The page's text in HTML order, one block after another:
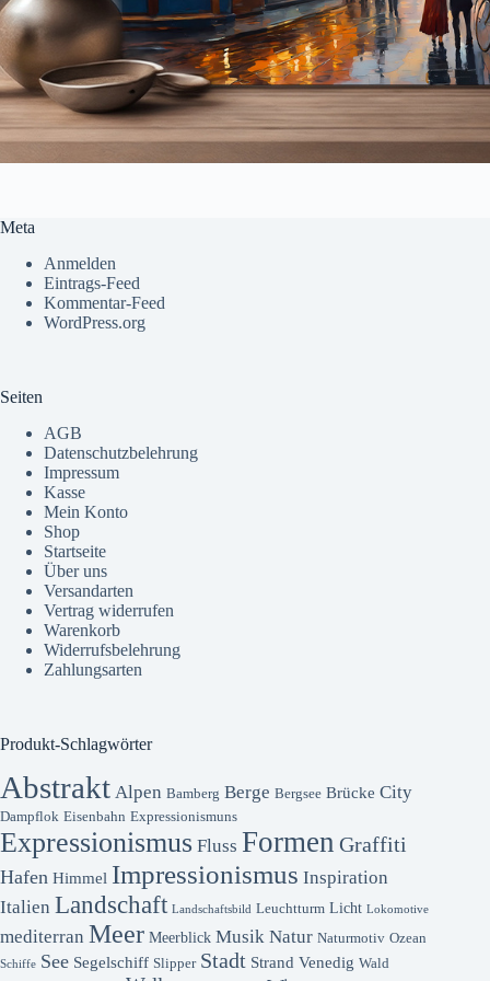
Meta
Anmelden
Eintrags-Feed
Kommentar-Feed
WordPress.org
Seiten
AGB
Datenschutzbelehrung
Impressum
Kasse
Mein Konto
Shop
Startseite
Über uns
Versandarten
Vertrag widerrufen
Warenkorb
Widerrufsbelehrung
Zahlungsarten
Produkt-Schlagwörter
Abstrakt Alpen Bamberg Berge Bergsee Brücke City
Dampflok Eisenbahn Expressionismuns
Expressionismus Fluss Formen Graffiti
Hafen Himmel Impressionismus Inspiration
Italien Landschaft Landschaftsbild Leuchtturm Licht Lokomotive
mediterran Meer Meerblick Musik Natur Naturmotiv Ozean
Schiffe See Segelschiff Slipper Stadt Strand Venedig Wald